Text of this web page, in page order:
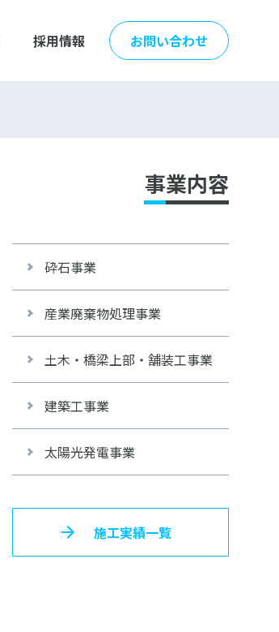
採用情報 お問い合わせ
事業内容
砕石事業
産業廃棄物処理事業
土木・橋梁上部・舗装工事業
建築工事業
太陽光発電事業
施工実績一覧